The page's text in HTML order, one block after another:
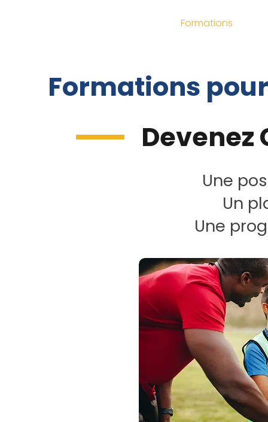
Formations
Formations
Devenez
Une
Un
Une